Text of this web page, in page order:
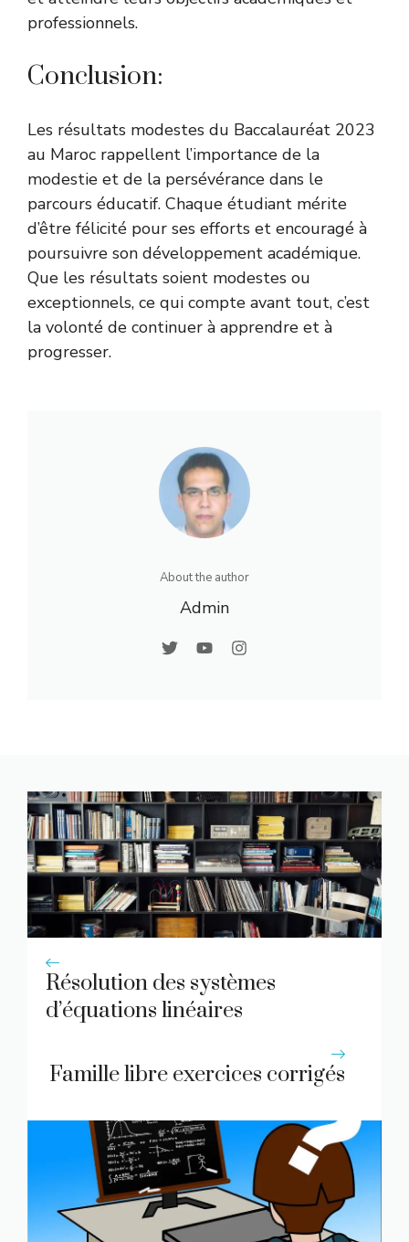
professionnels.
Conclusion:
Les résultats modestes du Baccalauréat 2023
au Maroc rappellent l’importance de la
modestie et de la persévérance dans le
parcours éducatif. Chaque étudiant mérite
d’être félicité pour ses efforts et encouragé à
poursuivre son développement académique.
Que les résultats soient modestes ou
exceptionnels, ce qui compte avant tout, c’est
la volonté de continuer à apprendre et à
progresser.
About the author
Admin
Résolution des systèmes
d’équations linéaires
Famille libre exercices corrigés